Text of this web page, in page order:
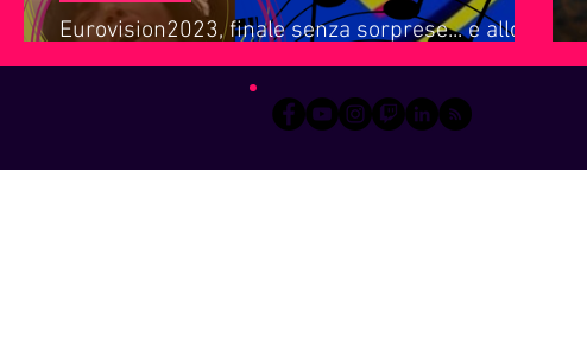
Eurovision2023, finale senza sorprese... e allora
premi per tutti!